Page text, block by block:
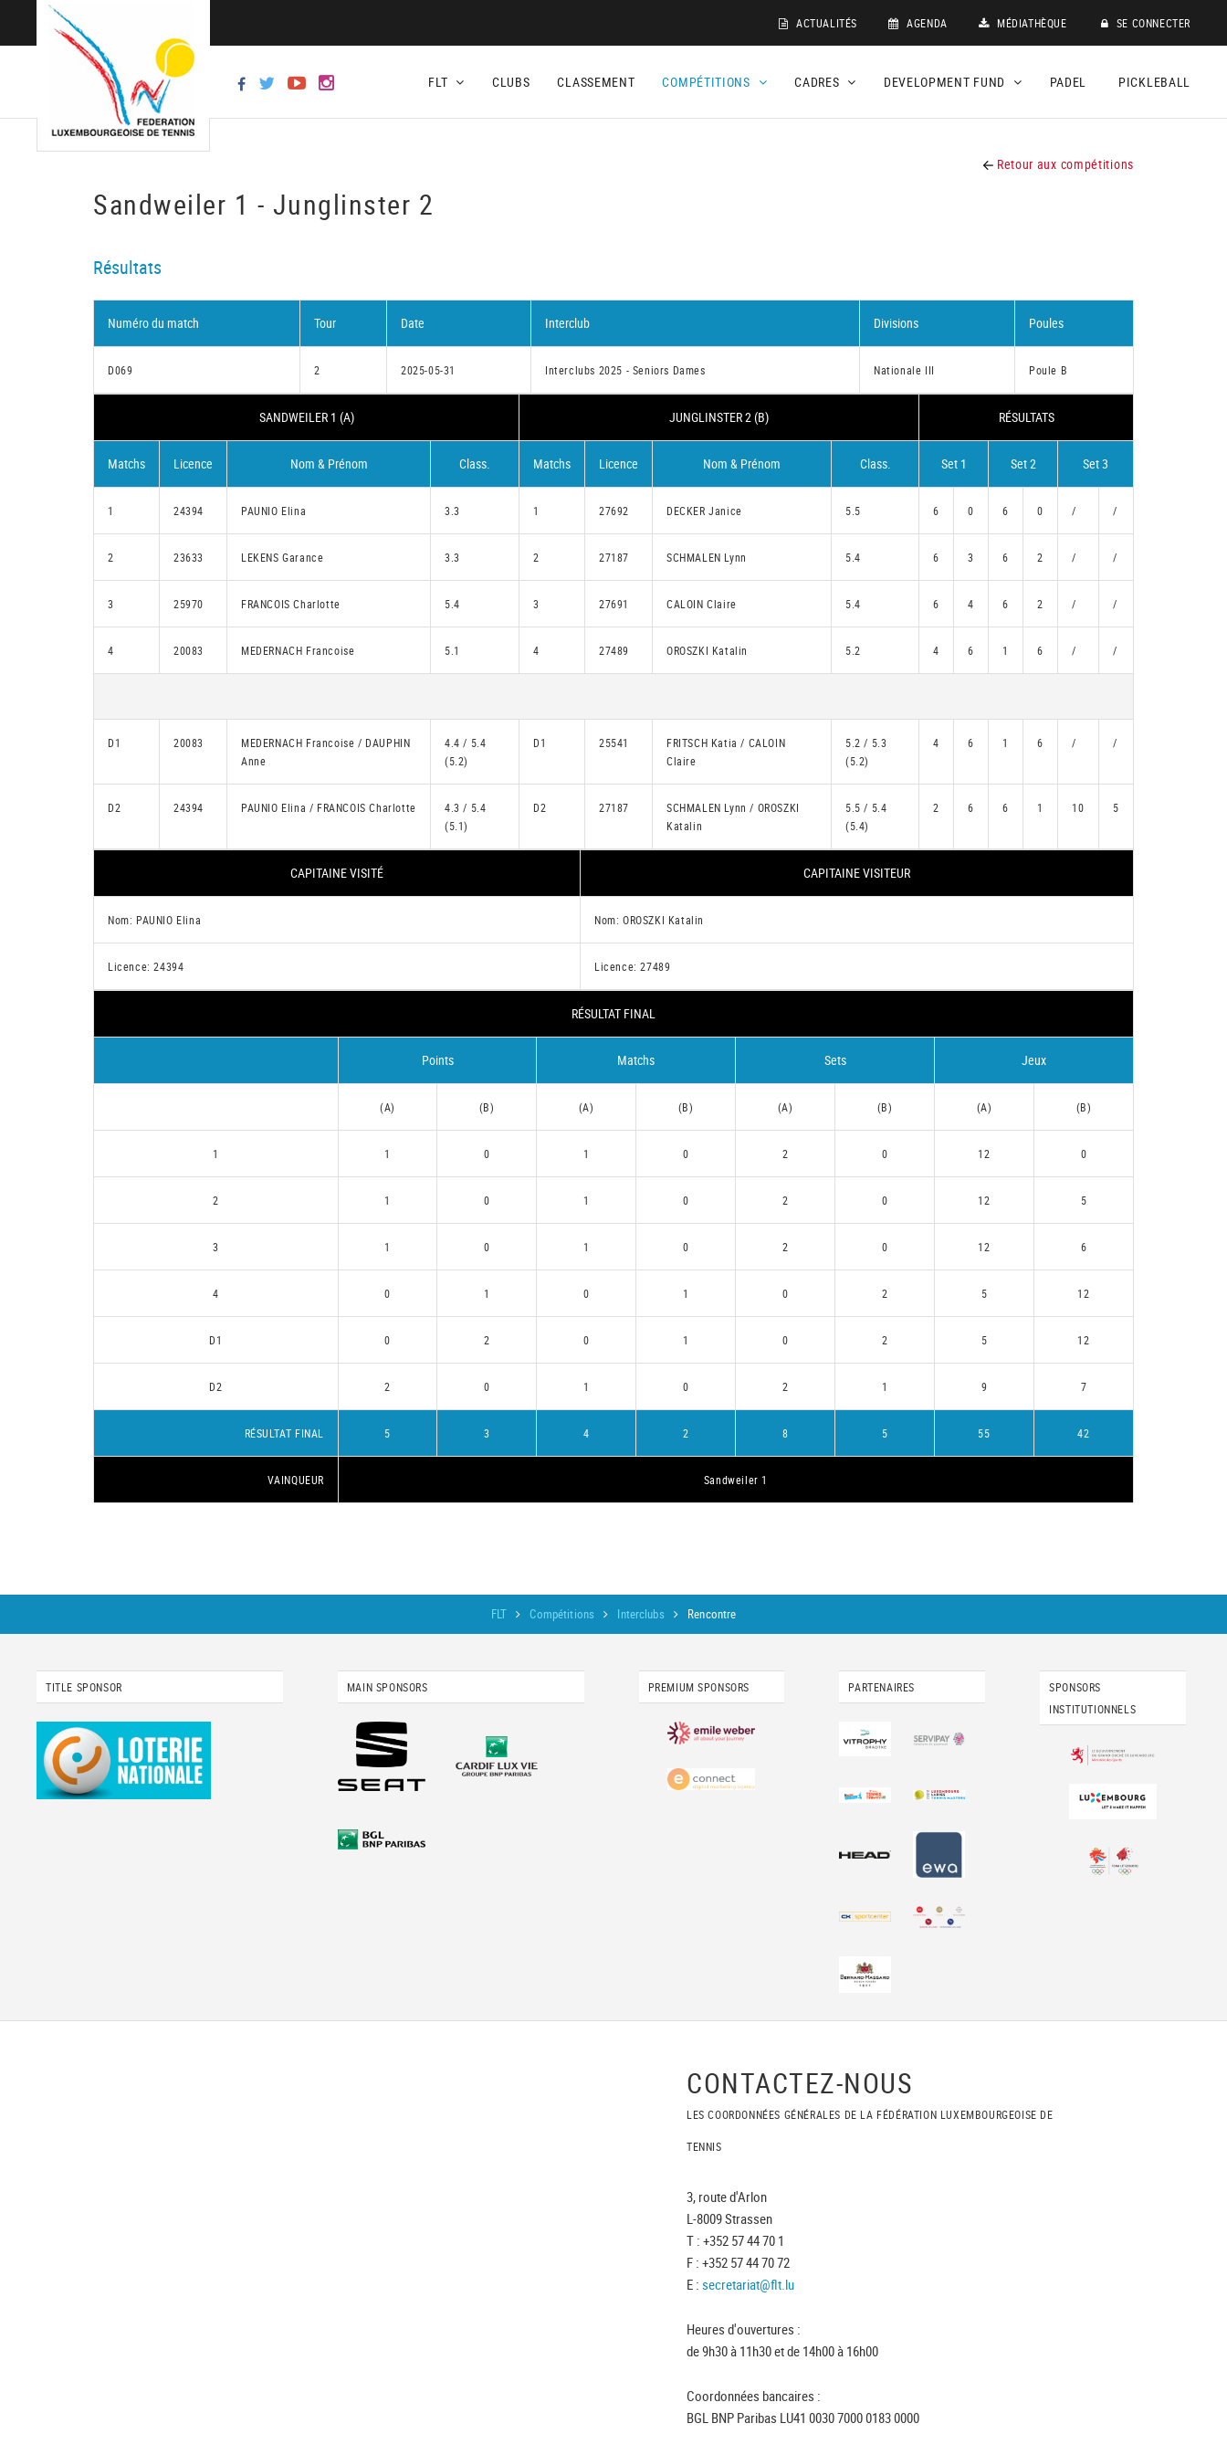
ACTUALITÉS AGENDA MÉDIATHÈQUE SE CONNECTER
FLT CLUBS CLASSEMENT COMPÉTITIONS CADRES DEVELOPMENT FUND PADEL PICKLEBALL
Retour aux compétitions
Sandweiler 1 - Junglinster 2
Résultats
Numéro du match Tour Date Interclub Divisions Poules
D069 2 2025-05-31 Interclubs 2025 - Seniors Dames Nationale III Poule B
SANDWEILER 1 (A) JUNGLINSTER 2 (B) RÉSULTATS
Matchs Licence Nom & Prénom Class. Matchs Licence Nom & Prénom Class. Set 1 Set 2 Set 3
1 24394 PAUNIO Elina 3.3 1 27692 DECKER Janice 5.5 6 0 6 0 / /
2 23633 LEKENS Garance 3.3 2 27187 SCHMALEN Lynn 5.4 6 3 6 2 / /
3 25970 FRANCOIS Charlotte 5.4 3 27691 CALOIN Claire 5.4 6 4 6 2 / /
4 20083 MEDERNACH Francoise 5.1 4 27489 OROSZKI Katalin 5.2 4 6 1 6 / /
D1 20083
MEDERNACH Francoise / DAUPHIN
Anne
4.4 / 5.4
(5.2)
D1 25541
FRITSCH Katia / CALOIN
Claire
5.2 / 5.3
(5.2)
4 6 1 6 / /
D2 24394 PAUNIO Elina / FRANCOIS Charlotte
4.3 / 5.4
(5.1)
D2 27187
SCHMALEN Lynn / OROSZKI
Katalin
5.5 / 5.4
(5.4)
2 6 6 1 10 5
CAPITAINE VISITÉ CAPITAINE VISITEUR
Nom: PAUNIO Elina Nom: OROSZKI Katalin
Licence: 24394 Licence: 27489
RÉSULTAT FINAL
Points Matchs Sets Jeux
(A) (B) (A) (B) (A) (B) (A) (B)
1 1 0 1 0 2 0 12 0
2 1 0 1 0 2 0 12 5
3 1 0 1 0 2 0 12 6
4 0 1 0 1 0 2 5 12
D1 0 2 0 1 0 2 5 12
D2 2 0 1 0 2 1 9 7
RÉSULTAT FINAL 5 3 4 2 8 5 55 42
VAINQUEUR Sandweiler 1
FLT Compétitions Interclubs Rencontre
TITLE SPONSOR MAIN SPONSORS PREMIUM SPONSORS PARTENAIRES
SPONSORS
INSTITUTIONNELS
CONTACTEZ-NOUS
LES COORDONNÉES GÉNÉRALES DE LA FÉDÉRATION LUXEMBOURGEOISE DE
TENNIS
3, route d'Arlon
L-8009 Strassen
T : +352 57 44 70 1
F : +352 57 44 70 72
E : secretariat@flt.lu
Heures d'ouvertures :
de 9h30 à 11h30 et de 14h00 à 16h00
Coordonnées bancaires :
BGL BNP Paribas LU41 0030 7000 0183 0000